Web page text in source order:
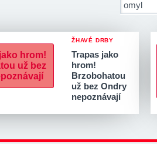
ŽHAVÉ DRBY
Trapas jako
hrom!
Brzobohatou
už bez Ondry
nepoznávají